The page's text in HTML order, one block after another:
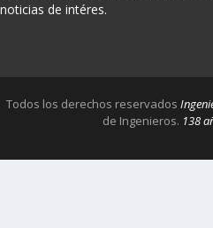
noticias de intéres.
Todos los derechos reservados
de Ingenieros. 138